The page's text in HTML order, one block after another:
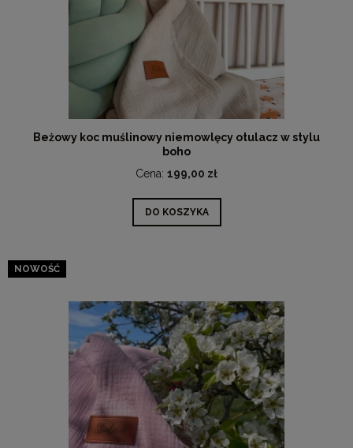
Beżowy koc muślinowy niemowlęcy otulacz w stylu
boho
Cena: 199,00 zł
DO KOSZYKA
NOWOŚĆ